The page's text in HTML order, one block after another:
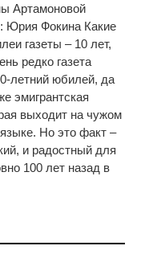
Артамоновой
Юрия Фокина Какие
газеты – 10 лет,
редко газета
летний юбилей, да
эмигрантская
выходит на чужом
Но это факт –
и радостный для
100 лет назад в